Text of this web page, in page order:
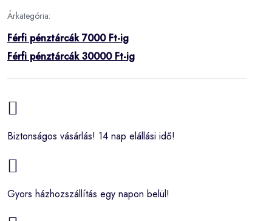
Árkategória:
Férfi pénztárcák 7000 Ft-ig
Férfi pénztárcák 30000 Ft-ig
Biztonságos vásárlás! 14 nap elállási idő!
Gyors házhozszállítás egy napon belül!